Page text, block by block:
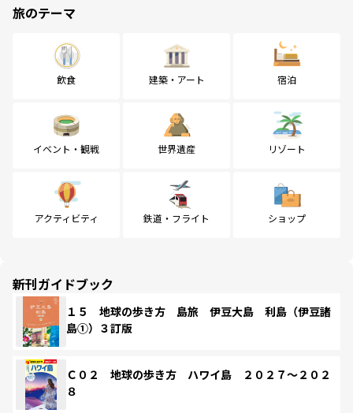
旅のテーマ
飲食 建築・アート 宿泊
イベント・観戦 世界遺産 リゾート
アクティビティ 鉄道・フライト ショップ
新刊ガイドブック
１５ 地球の歩き方 島旅 伊豆大島 利島（伊豆諸
島①）３訂版
Ｃ０２ 地球の歩き方 ハワイ島 ２０２７～２０２
８